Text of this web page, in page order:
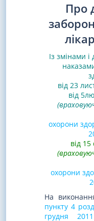
Про
Із змінами
від 23
від
охорони
від
охорони
На
пункту 4
грудня